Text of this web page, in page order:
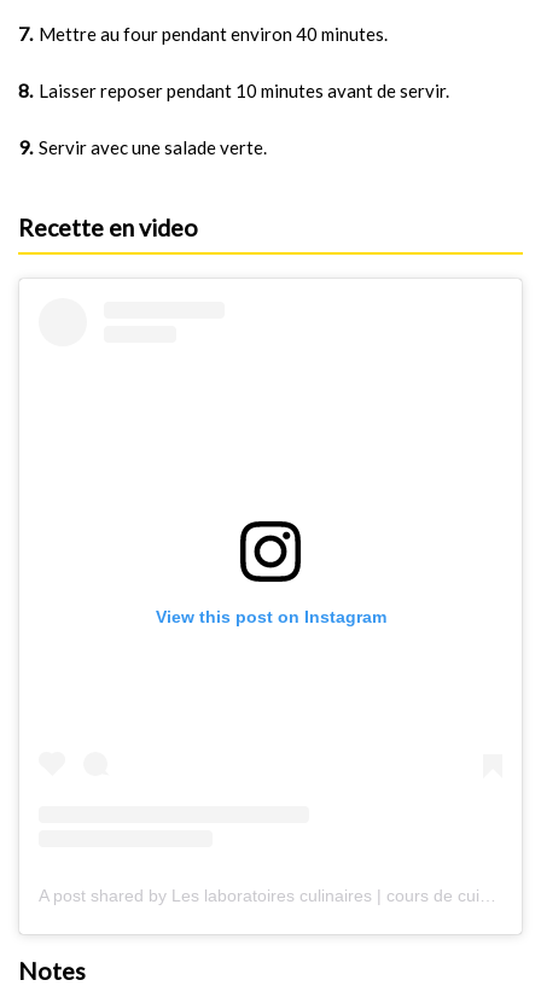
Mettre au four pendant environ 40 minutes.
Laisser reposer pendant 10 minutes avant de servir.
Servir avec une salade verte.
Recette en video
View this post on Instagram
Notes